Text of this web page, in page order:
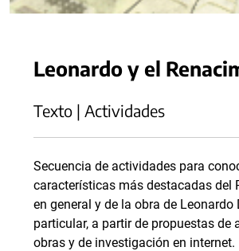
Leonardo y el
Texto | Actividades
Secuencia de actividades para
características más destacadas del
en general y de la obra de Leonardo
particular, a partir de propuestas de
obras y de investigación en internet.